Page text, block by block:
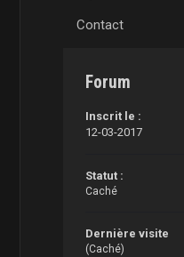
Contact
Forum
Inscrit le :
12-03-2017
Statut :
Caché
Dernière visite
(Caché)